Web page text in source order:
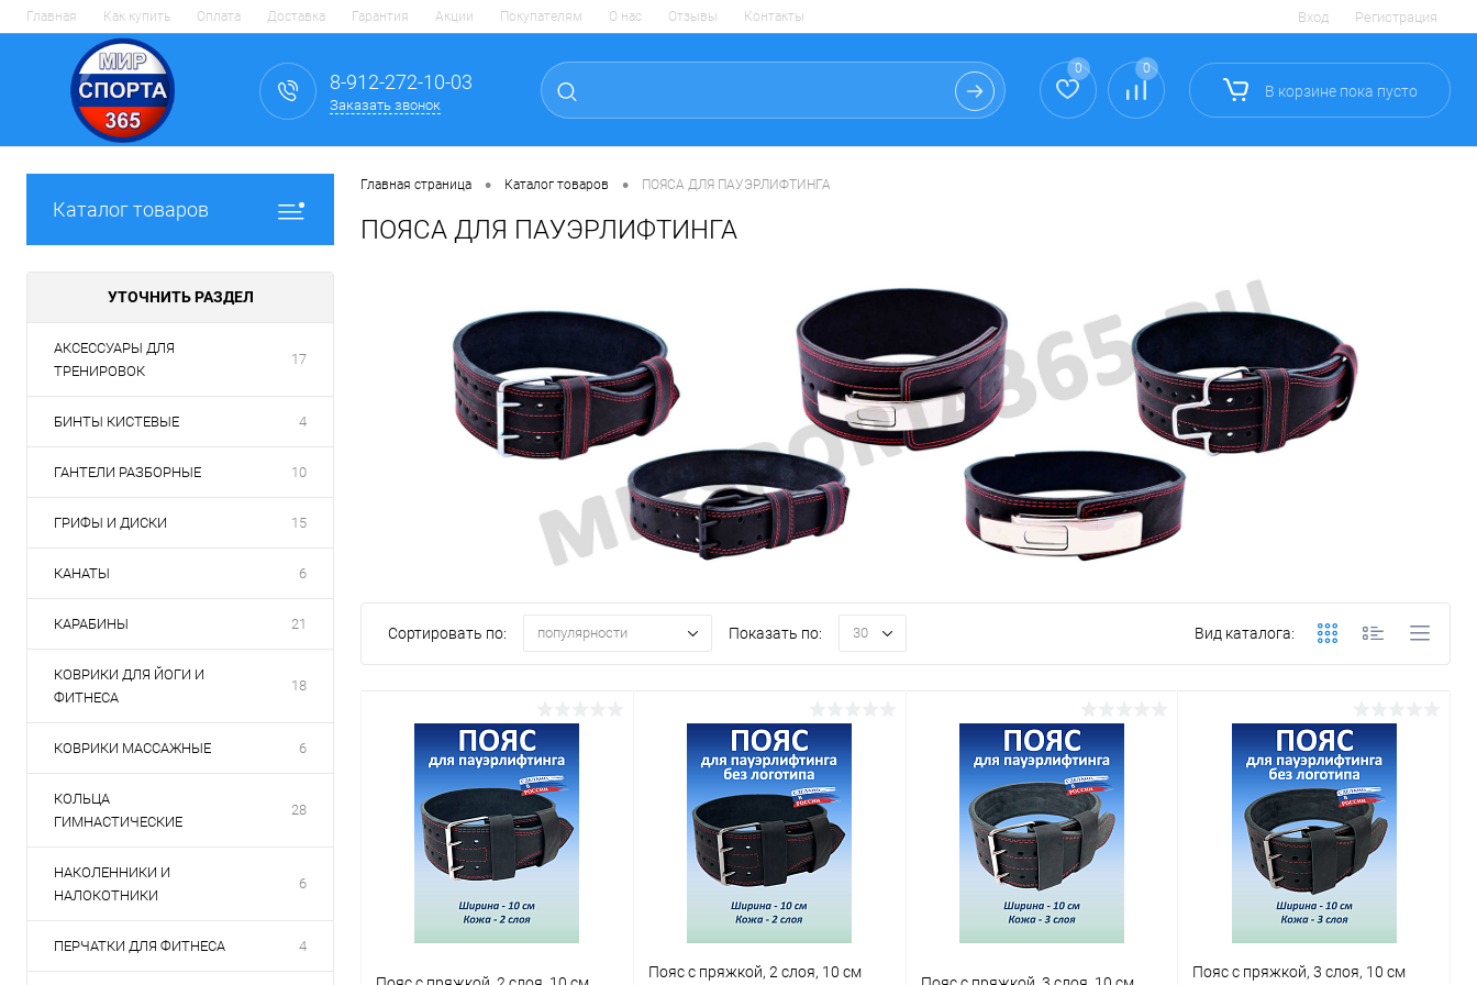
Главная Как купить Оплата Доставка Гарантия Акции Покупателям О нас Отзывы Контакты Вход Регистрация
8-912-272-10-03
Заказать звонок
0 0
В корзине пока пусто
Каталог товаров
УТОЧНИТЬ РАЗДЕЛ
АКСЕССУАРЫ ДЛЯ
ТРЕНИРОВОК
17
БИНТЫ КИСТЕВЫЕ 4
ГАНТЕЛИ РАЗБОРНЫЕ 10
ГРИФЫ И ДИСКИ 15
КАНАТЫ 6
КАРАБИНЫ 21
КОВРИКИ ДЛЯ ЙОГИ И
ФИТНЕСА
18
КОВРИКИ МАССАЖНЫЕ 6
КОЛЬЦА
ГИМНАСТИЧЕСКИЕ
28
НАКОЛЕННИКИ И
НАЛОКОТНИКИ
6
ПЕРЧАТКИ ДЛЯ ФИТНЕСА 4
Главная страница • Каталог товаров • ПОЯСА ДЛЯ ПАУЭРЛИФТИНГА
ПОЯСА ДЛЯ ПАУЭРЛИФТИНГА
Сортировать по: популярности Показать по: 30 Вид каталога:
Пояс с пряжкой, 2 слоя, 10 см
Пояс с пряжкой, 3 слоя, 10 см